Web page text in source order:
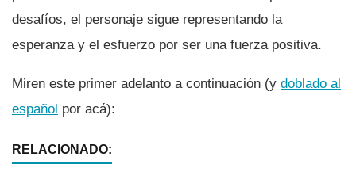
desafíos, el personaje sigue representando la
esperanza y el esfuerzo por ser una fuerza positiva.
Miren este primer adelanto a continuación (y doblado al
español por acá):
RELACIONADO: